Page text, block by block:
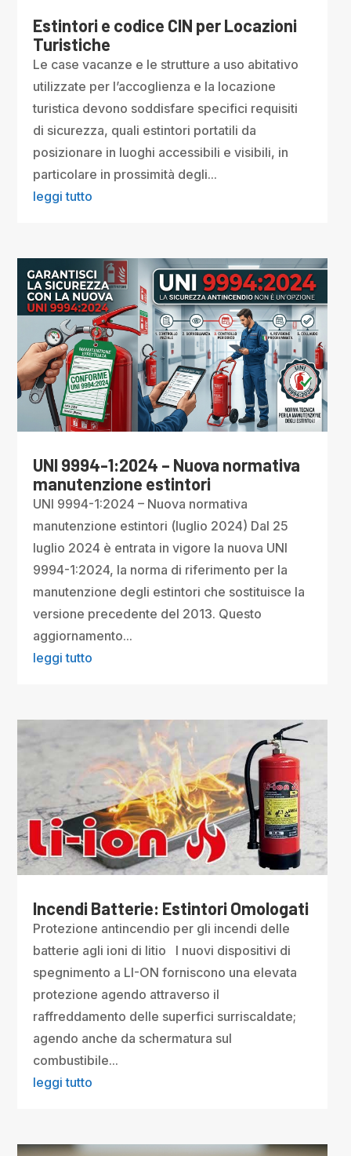
Estintori e codice CIN per Locazioni
Turistiche
Le case vacanze e le strutture a uso abitativo
utilizzate per l’accoglienza e la locazione
turistica devono soddisfare specifici requisiti
di sicurezza, quali estintori portatili da
posizionare in luoghi accessibili e visibili, in
particolare in prossimità degli...
leggi tutto
UNI 9994-1:2024 – Nuova normativa
manutenzione estintori
UNI 9994-1:2024 – Nuova normativa
manutenzione estintori (luglio 2024) Dal 25
luglio 2024 è entrata in vigore la nuova UNI
9994-1:2024, la norma di riferimento per la
manutenzione degli estintori che sostituisce la
versione precedente del 2013. Questo
aggiornamento...
leggi tutto
Incendi Batterie: Estintori Omologati
Protezione antincendio per gli incendi delle
batterie agli ioni di litio I nuovi dispositivi di
spegnimento a LI-ON forniscono una elevata
protezione agendo attraverso il
raffreddamento delle superfici surriscaldate;
agendo anche da schermatura sul
combustibile...
leggi tutto